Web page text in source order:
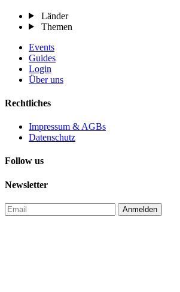
Länder
Themen
Events
Guides
Login
Über uns
Rechtliches
Impressum & AGBs
Datenschutz
Follow us
Newsletter
Anmelden